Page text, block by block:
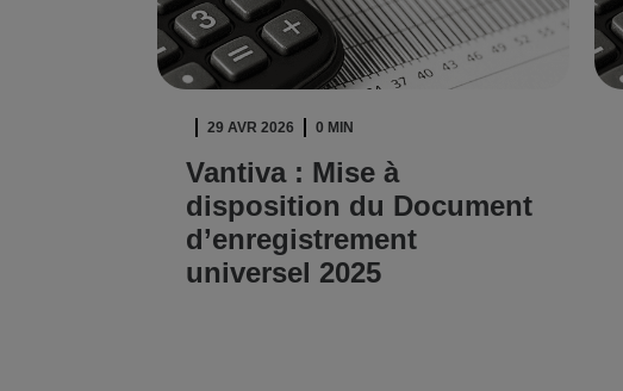
29 AVR 2026 0 MIN
Vantiva : Mise à
disposition du Document
d’enregistrement
universel 2025